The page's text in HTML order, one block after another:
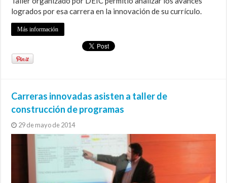
logrados por esa carrera en la innovación de su currículo.
Más información
Carreras innovadas asisten a taller de
construcción de programas
29 de mayo de 2014